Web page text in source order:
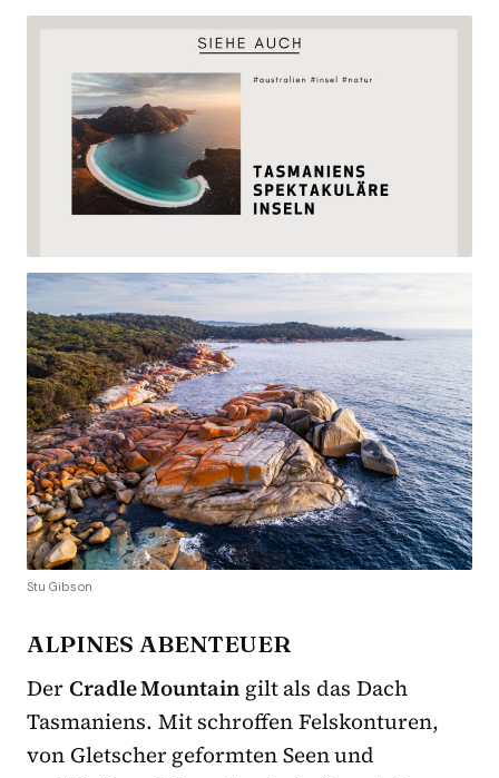
Stu Gibson
ALPINES ABENTEUER
DerCradle Mountain gilt als das Dach
Tasmaniens. Mit schroffen Felskonturen,
von Gletscher geformten Seen und